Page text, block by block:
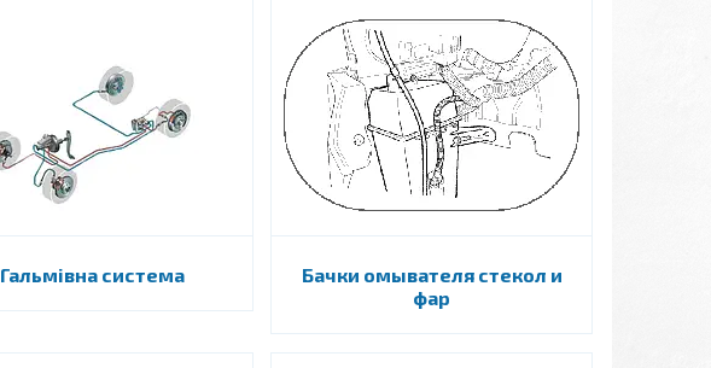
Гальмівна система
Бачки омывателя стекол и
фар